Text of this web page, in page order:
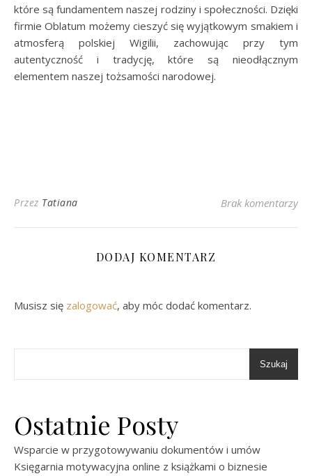
które są fundamentem naszej rodziny i społeczności. Dzięki
firmie Oblatum możemy cieszyć się wyjątkowym smakiem i
atmosferą polskiej Wigilii, zachowując przy tym
autentyczność i tradycję, które są nieodłącznym
elementem naszej tożsamości narodowej.
Przez Tatiana Brak komentarzy
DODAJ KOMENTARZ
Musisz się zalogować, aby móc dodać komentarz.
Szukaj
Ostatnie Posty
Wsparcie w przygotowywaniu dokumentów i umów
Księgarnia motywacyjna online z książkami o biznesie